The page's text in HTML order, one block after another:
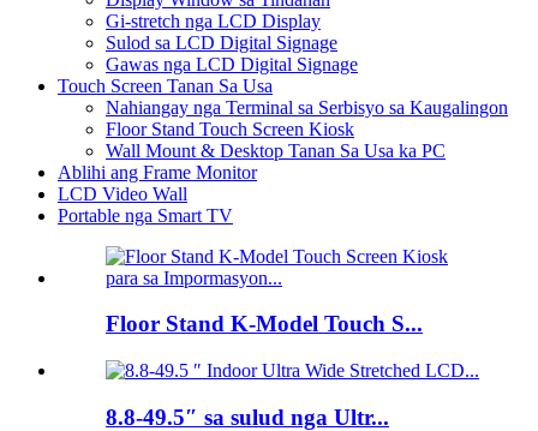
Gi-stretch nga LCD Display
Sulod sa LCD Digital Signage
Gawas nga LCD Digital Signage
Touch Screen Tanan Sa Usa
Nahiangay nga Terminal sa Serbisyo sa Kaugalingon
Floor Stand Touch Screen Kiosk
Wall Mount & Desktop Tanan Sa Usa ka PC
Ablihi ang Frame Monitor
LCD Video Wall
Portable nga Smart TV
Floor Stand K-Model Touch S...
8.8-49.5″ sa sulud nga Ultr...